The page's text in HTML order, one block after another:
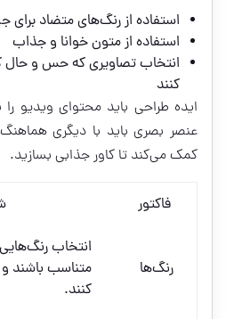
استفاده از رنگ‌های متضاد برای
استفاده از متون خوانا و جذاب
انتخاب تصاویری که حس و حال
کنند
ایده طراحی باید محتوای ویدیو را
عنصر بصری باید با دیگری
کمک می‌کند تا کاور جذابی بسازید.
فاکتور
رنگ‌ها
انتخاب
متناسب باشند
کنند.